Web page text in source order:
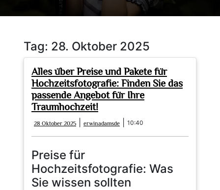
Tag: 28. Oktober 2025
Alles über Preise und Pakete für
Hochzeitsfotografie: Finden Sie das
passende Angebot für Ihre
Traumhochzeit!
28 Oktober 2025
Oktober
2025
erwinadamsde erwinadamsde
10:40
Preise für
Hochzeitsfotografie: Was
Sie wissen sollten